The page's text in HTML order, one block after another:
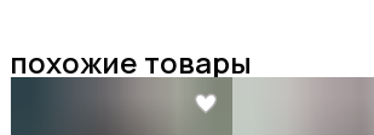
похожие товары